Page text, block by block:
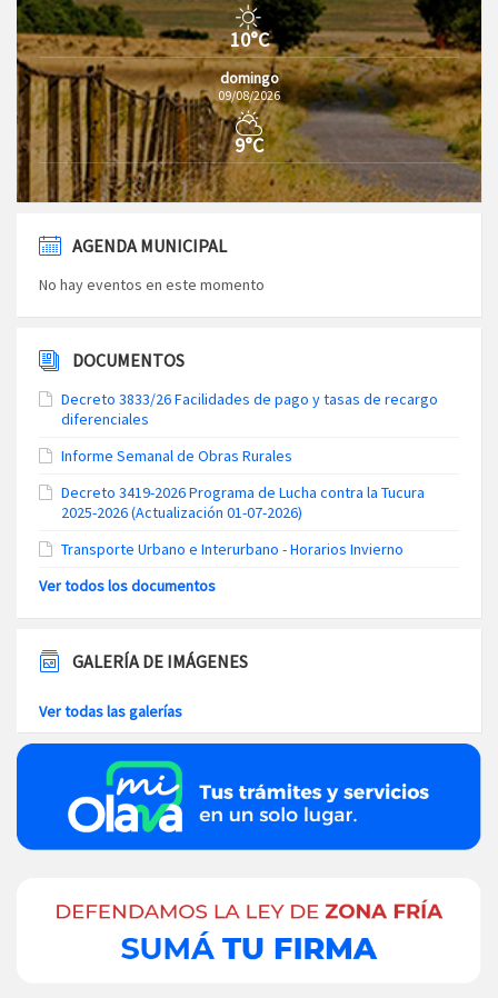
10°C
domingo
09/08/2026
9°C
AGENDA MUNICIPAL
No hay eventos en este momento
DOCUMENTOS
Decreto 3833/26 Facilidades de pago y tasas de recargo
diferenciales
Informe Semanal de Obras Rurales
Decreto 3419-2026 Programa de Lucha contra la Tucura
2025-2026 (Actualización 01-07-2026)
Transporte Urbano e Interurbano - Horarios Invierno
Ver todos los documentos
GALERÍA DE IMÁGENES
Ver todas las galerías